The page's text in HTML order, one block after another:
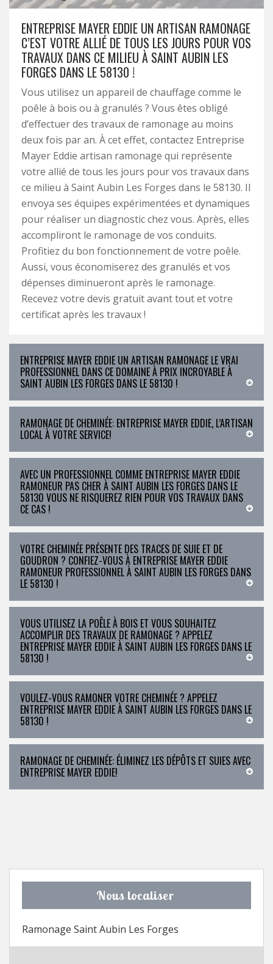
ENTREPRISE MAYER EDDIE UN ARTISAN RAMONAGE
C’EST VOTRE ALLIÉ DE TOUS LES JOURS POUR VOS
TRAVAUX DANS CE MILIEU À SAINT AUBIN LES
FORGES DANS LE 58130 !
Vous utilisez un appareil de chauffage comme le
poêle à bois ou à granulés ? Vous êtes obligé
d’effectuer des travaux de ramonage au moins
deux fois par an. À cet effet, contactez Entreprise
Mayer Eddie artisan ramonage qui représente
votre allié de tous les jours pour vos travaux dans
ce milieu à Saint Aubin Les Forges dans le 58130. Il
envoya ses équipes expérimentées et dynamiques
pour réaliser un diagnostic chez vous. Après, elles
accompliront le ramonage de vos conduits.
Profitiez du bon fonctionnement de votre poêle.
Aussi, vous économiserez des granulés et vos
dépenses diminueront après le ramonage.
Recevez votre devis gratuit avant tout et votre
certificat après les travaux !
ENTREPRISE MAYER EDDIE UN ARTISAN RAMONAGE LE VRAI
PROFESSIONNEL DANS CE DOMAINE À PRIX INCROYABLE À
SAINT AUBIN LES FORGES DANS LE 58130 !
RAMONAGE DE CHEMINÉE: ENTREPRISE MAYER EDDIE, L’ARTISAN
LOCAL À VOTRE SERVICE!
AVEC UN PROFESSIONNEL COMME ENTREPRISE MAYER EDDIE
RAMONEUR PAS CHER À SAINT AUBIN LES FORGES DANS LE
58130 VOUS NE RISQUEREZ RIEN POUR VOS TRAVAUX DANS
CE CAS !
VOTRE CHEMINÉE PRÉSENTE DES TRACES DE SUIE ET DE
GOUDRON ? CONFIEZ-VOUS À ENTREPRISE MAYER EDDIE
RAMONEUR PROFESSIONNEL À SAINT AUBIN LES FORGES DANS
LE 58130 !
VOUS UTILISEZ LA POÊLE À BOIS ET VOUS SOUHAITEZ
ACCOMPLIR DES TRAVAUX DE RAMONAGE ? APPELEZ
ENTREPRISE MAYER EDDIE À SAINT AUBIN LES FORGES DANS LE
58130 !
VOULEZ-VOUS RAMONER VOTRE CHEMINÉE ? APPELEZ
ENTREPRISE MAYER EDDIE À SAINT AUBIN LES FORGES DANS LE
58130 !
RAMONAGE DE CHEMINÉE: ÉLIMINEZ LES DÉPÔTS ET SUIES AVEC
ENTREPRISE MAYER EDDIE!
Nous localiser
Ramonage Saint Aubin Les Forges